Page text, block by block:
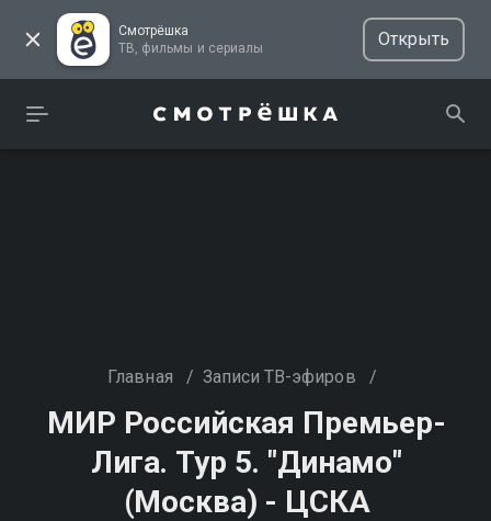
Смотрёшка
ТВ, фильмы и сериалы
Открыть
Главная / Записи ТВ-эфиров /
МИР Российская Премьер-
Лига. Тур 5. "Динамо"
(Москва) - ЦСКА